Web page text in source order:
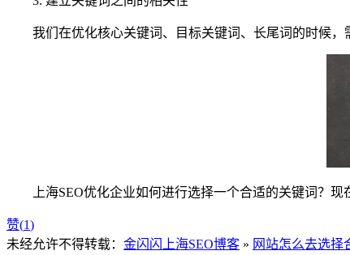
我们在优化核心关键词、目标关键词、长尾词的时候，
上海SEO优化企业如何进行选择一个合适的关键词？现
赞(1)
未经允许不得转载： 金闪闪上海SEO博客 » 网站怎么去选择